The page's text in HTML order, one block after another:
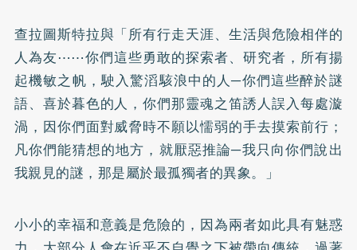
查拉圖斯特拉與「所有行走天涯、生活與危險相伴的
人為友⋯⋯你們這些勇敢的探索者、研究者，所有揚
起機敏之帆，駛入驚滔駭浪中的人─你們這些醉於謎
語、喜於暮色的人，你們那靈魂之笛誘人誤入每處漩
渦，因你們面對威脅時不願以懦弱的手去摸索前行；
凡你們能猜想的地方，就厭惡推論─我只向你們說出
我親見的謎，那是屬於最孤獨者的異象。」
小小的幸福和意義是危險的，因為兩者如此具有魅惑